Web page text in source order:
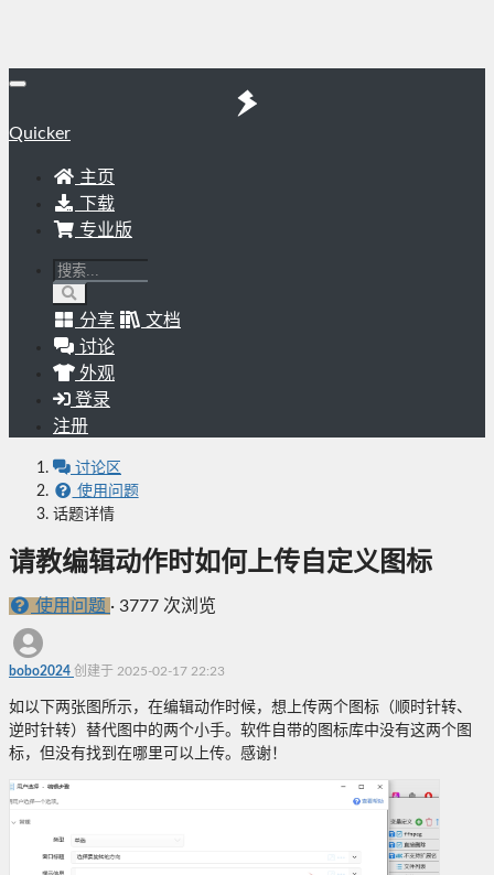
Quicker
主页
下载
专业版
分享
文档
讨论
外观
登录
注册
讨论区
使用问题
话题详情
请教编辑动作时如何上传自定义图标
使用问题 · 3777 次浏览
bobo2024 创建于 2025-02-17 22:23
如以下两张图所示，在编辑动作时候，想上传两个图标（顺时针转、
逆时针转）替代图中的两个小手。软件自带的图标库中没有这两个图
标，但没有找到在哪里可以上传。感谢！